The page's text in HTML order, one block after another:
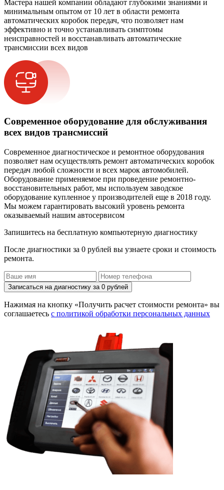
Мастера нашей компании обладают глубокими знаниями и
минимальным опытом от 10 лет в области ремонта
автоматических коробок передач, что позволяет нам
эффективно и точно устанавливать симптомы
неисправностей и восстанавливать автоматические
трансмиссии всех видов
Современное оборудование для обслуживания
всех видов трансмиссий
Современное диагностическое и ремонтное оборудования
позволяет нам осуществлять ремонт автоматических коробок
передач любой сложности и всех марок автомобилей.
Оборудование применяемое при проведение ремонтно-
восстановительных работ, мы используем заводское
оборудование купленное у производителей еще в 2018 году.
Мы можем гарантировать высокий уровень ремонта
оказываемый нашим автосервисом
Запишитесь на бесплатную компьютерную диагностику
После диагностики за 0 рублей вы узнаете сроки и стоимость
ремонта.
Записаться на диагностику за 0 рублей
Нажимая на кнопку «Получить расчет стоимости ремонта» вы
соглашаетесь с политикой обработки персональных данных